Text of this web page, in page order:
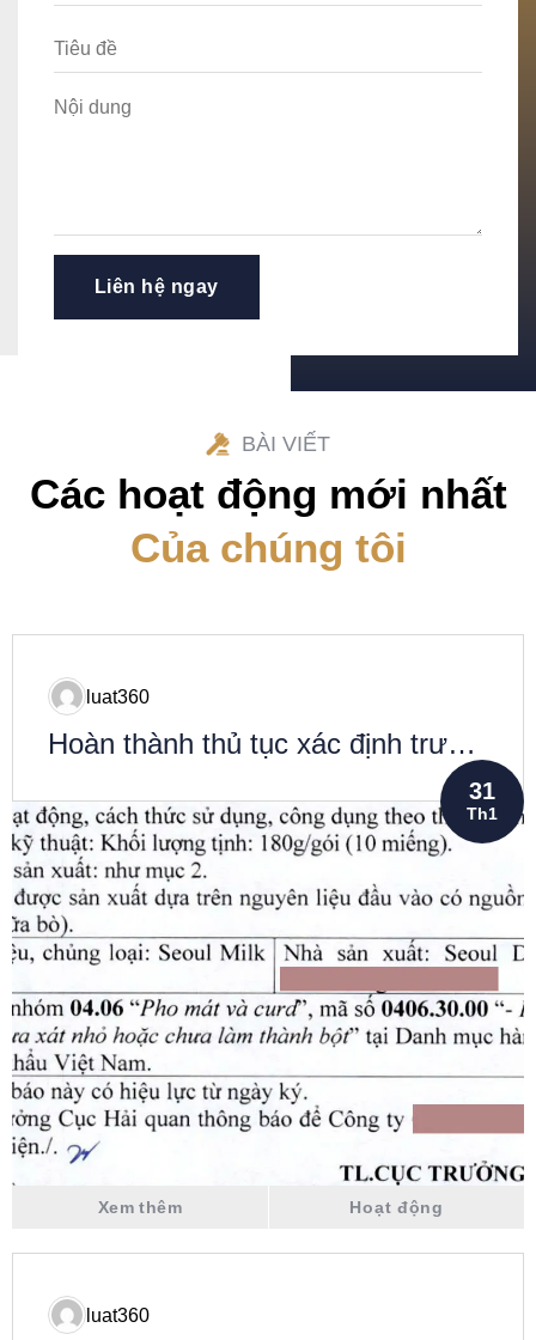
BÀI VIẾT
Các hoạt động mới nhất
Của chúng tôi
luat360
Hoàn thành thủ tục xác định trước
mã số hàng hóa HS code cho sản
phẩm phô mai
31
Th1
Xem thêm Hoạt động
luat360